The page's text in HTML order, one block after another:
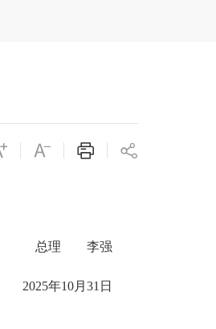
总理 李强
2025年10月31日